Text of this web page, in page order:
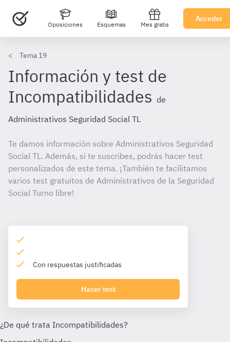
Oposiciones Esquemas Mes gratis
Acceder
Tema 19
Información y test de
Incompatibilidades de
Administrativos Seguridad Social TL
Te damos información sobre Administrativos Seguridad
Social TL. Además, si te suscribes, podrás hacer test
personalizados de este tema. ¡También te facilitamos
varios test gratuitos de Administrativos de la Seguridad
Social Turno libre!
Con respuestas justificadas
Hacer test